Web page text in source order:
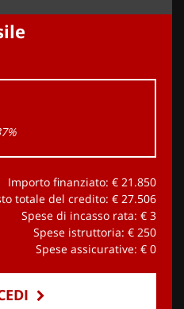
%
Importo finanziato: € 21.850
totale del credito: € 27.506
Spese di incasso rata: € 3
Spese istruttoria: € 250
Spese assicurative: € 0